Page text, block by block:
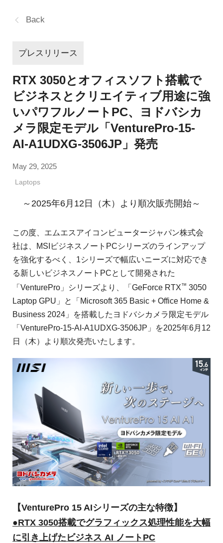
Back
プレスリリース
RTX 3050とオフィスソフト搭載で
ビジネスとクリエイティブ用途に強
いパワフルノートPC、ヨドバシカ
メラ限定モデル「VenturePro-15-
AI-A1UDXG-3506JP」発売
May 29, 2025
Laptops
～2025年6月12日（木）より順次販売開始～
この度、エムエスアイコンピュータージャパン株式会
社は、MSIビジネスノートPCシリーズのラインアップ
を強化するべく、1シリーズで幅広いニーズに対応でき
る新しいビジネスノートPCとして開発された
「VenturePro」シリーズより、「GeForce RTX™ 3050
Laptop GPU」と「Microsoft 365 Basic + Office Home &
Business 2024」を搭載したヨドバシカメラ限定モデル
「VenturePro-15-AI-A1UDXG-3506JP」を2025年6月12
日（木）より順次発売いたします。
【VenturePro 15 AIシリーズの主な特徴】
●RTX 3050搭載でグラフィックス処理性能を大幅
に引き上げたビジネス AI ノートPC